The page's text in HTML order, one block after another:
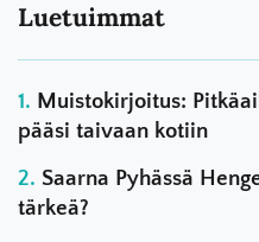
Luetuimmat
Muistokirjoitus:
pääsi taivaan kotiin
Saarna Pyhässä
tärkeä?